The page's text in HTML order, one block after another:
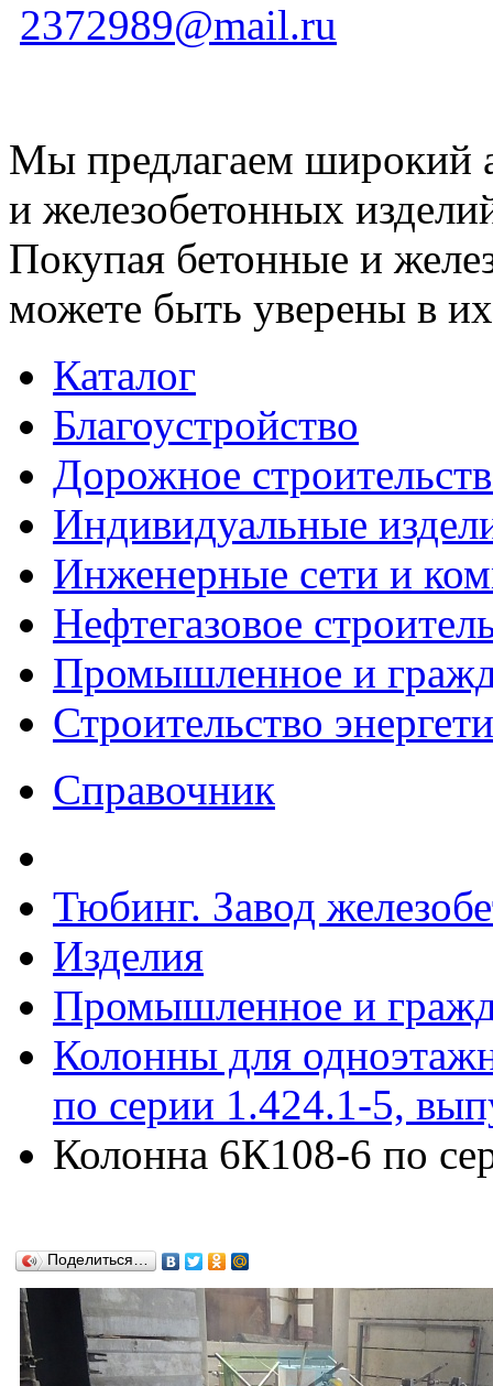
2372989@mail.ru
Мы предлагаем широкий
и железобетонных
Покупая бетонные и
можете быть уверены в их
Каталог
Благоустройство
Дорожное
Индивидуальные
Инженерные сети и
Нефтегазовое
Промышленное и
Строительство
Справочник
Тюбинг. Завод
Изделия
Промышленное и
Колонны для
по серии 1.424.1-5,
Колонна 6К108-6 по
Поделиться…